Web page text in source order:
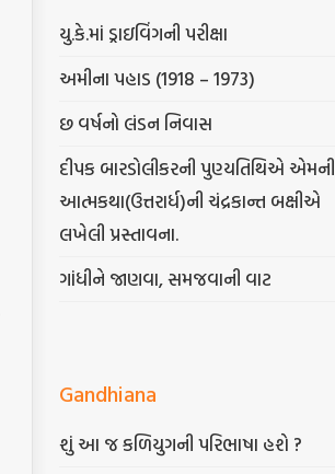
યુ.કે.માં ડ્રાઇવિંગની પરીક્ષા
અમીના પહાડ (1918 – 1973)
છ વર્ષનો લંડન નિવાસ
દીપક બારડોલીકરની પુણ્યતિથિએ એમની
આત્મકથા(ઉત્તરાર્ધ)ની ચંદ્રકાન્ત બક્ષીએ
લખેલી પ્રસ્તાવના.
ગાંધીને જાણવા, સમજવાની વાટ
Gandhiana
શું આ જ કળિયુગની પરિભાષા હશે ?